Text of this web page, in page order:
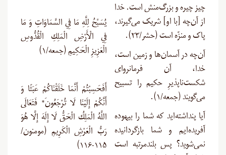
چیز چیره و بزرگ‌منش است. خدا
از آن‌چه [با او] شریک می‌گیرند،
پاک و منزّه است (حشر/۲۳).
آن‌چه در آسمان‌ها و زمین است،
خدا، آن فرمانروای
شکست‌ناپذیرِ حکیم را تسبیح
می‌گویند (جمعه/۱).
آیا پنداشته‌اید که شما را بیهوده
آفریده‌ایم و شما بازگردانیده
نمی‌شوید؟ پس بلندمرتبه است
يُسَبِّحُ لِلَّهِ مَا فِي السَّمَاوَاتِ وَ مَا
فِي الْأَرْضِ الْمَلِكِ الْقُدُّوسِ
الْعَزِيزِ الْحَكِيمِ (جمعه/۱)
أَفَحَسِبْتُمْ أَنَّمَا خَلَقْنَاكُمْ عَبَثًا وَ
أَنَّكُمْ إِلَيْنَا لَا تُرْجَعُونَ* فَتَعَالَى
اللَّهُ الْمَلِكُ الْحَقُّ لَا إِلَهَ إِلَّا هُوَ
رَبُّ الْعَرْشِ الْكَرِيمِ (مومنون/
۱۱۵-۱۱۶)